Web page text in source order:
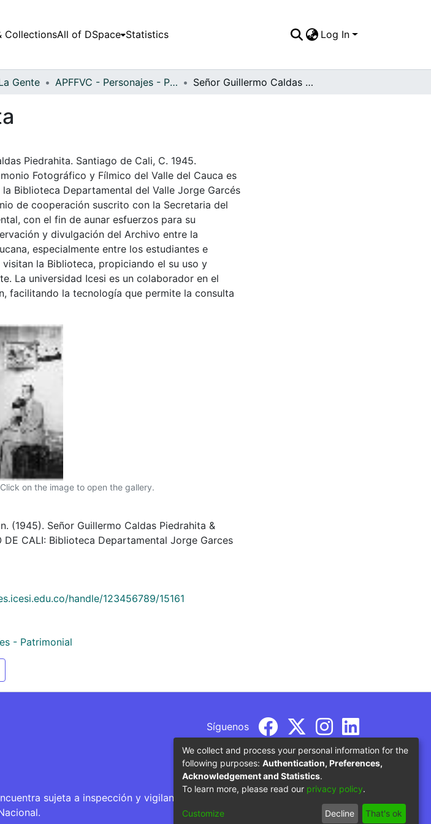
CollectionsAll of DSpace Statistics Log In
Gente APFFVC - Personajes - Patrimonial Señor Guillermo Caldas Piedrahita
Piedrahita. Santiago de Cali, C. 1945.
Fotográfico y Fílmico del Valle del Cauca es
Biblioteca Departamental del Valle Jorge Garcés
de cooperación suscrito con la Secretaria del
con el fin de aunar esfuerzos para su
y divulgación del Archivo entre la
especialmente entre los estudiantes e
la Biblioteca, propiciando el su uso y
La universidad Icesi es un colaborador en el
facilitando la tecnología que permite la consulta
Click on the image to open the gallery.
(1945). Señor Guillermo Caldas Piedrahita &
DE CALI: Biblioteca Departamental Jorge Garces
handle/123456789/15161
- Patrimonial
Síguenos
sujeta a inspección y vigilancia por parte del Ministerio de Educación
We collect and process your personal information for the
following purposes: Authentication, Preferences,
Acknowledgement and Statistics.
To learn more, please read our privacy policy.
Customize Decline That's ok